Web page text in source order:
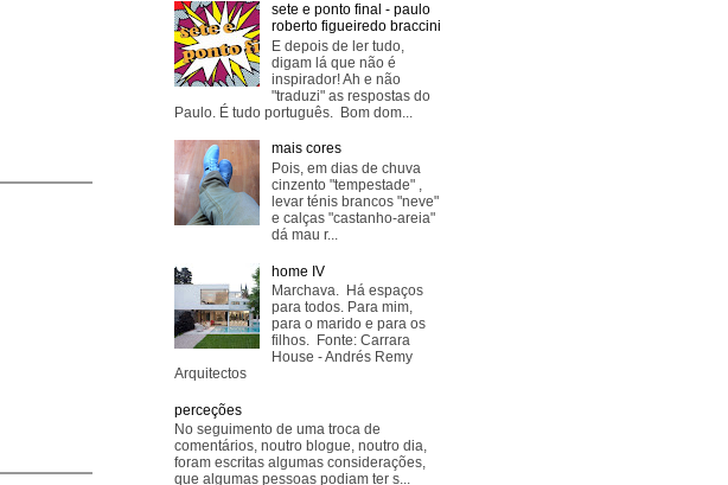
sete e ponto final - paulo
roberto figueiredo braccini
E depois de ler tudo,
digam lá que não é
inspirador! Ah e não
"traduzi" as respostas do
Paulo. É tudo português. Bom dom...
mais cores
Pois, em dias de chuva
cinzento "tempestade" ,
levar ténis brancos "neve"
e calças "castanho-areia"
dá mau r...
home IV
Marchava. Há espaços
para todos. Para mim,
para o marido e para os
filhos. Fonte: Carrara
House - Andrés Remy
Arquitectos
perceções
No seguimento de uma troca de
comentários, noutro blogue, noutro dia,
foram escritas algumas considerações,
que algumas pessoas podiam ter s...